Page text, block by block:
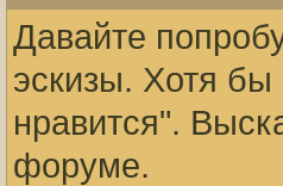
Давайте
эскизы. Хотя бы
нравится".
форуме.